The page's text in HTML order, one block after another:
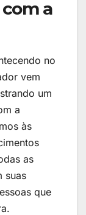
a
no
vem
um
a
às
as
suas
que